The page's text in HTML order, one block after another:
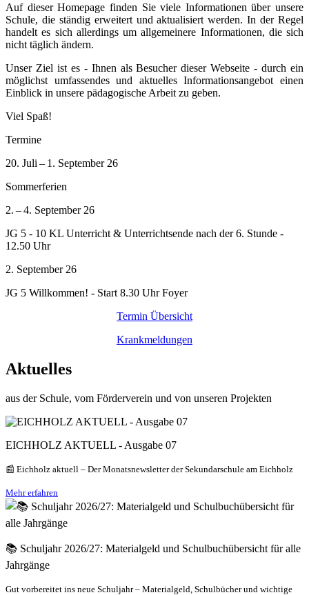
Auf dieser Homepage finden Sie viele Informationen über unsere
Schule, die ständig erweitert und aktualisiert werden. In der Regel
handelt es sich allerdings um allgemeinere Informationen, die sich
nicht täglich ändern.
Unser Ziel ist es - Ihnen als Besucher dieser Webseite - durch ein
möglichst umfassendes und aktuelles Informationsangebot einen
Einblick in unsere pädagogische Arbeit zu geben.
Viel Spaß!
Termine
20. Juli – 1. September 26
Sommerferien
2. – 4. September 26
JG 5 - 10 KL Unterricht & Unterrichtsende nach der 6. Stunde -
12.50 Uhr
2. September 26
JG 5 Willkommen! - Start 8.30 Uhr Foyer
Termin Übersicht
Krankmeldungen
Aktuelles
aus der Schule, vom Förderverein und von unseren Projekten
EICHHOLZ AKTUELL - Ausgabe 07
📰 Eichholz aktuell – Der Monatsnewsletter der Sekundarschule am Eichholz
Mehr erfahren
📚 Schuljahr 2026/27: Materialgeld und Schulbuchübersicht für alle
Jahrgänge
Gut vorbereitet ins neue Schuljahr – Materialgeld, Schulbücher und wichtige